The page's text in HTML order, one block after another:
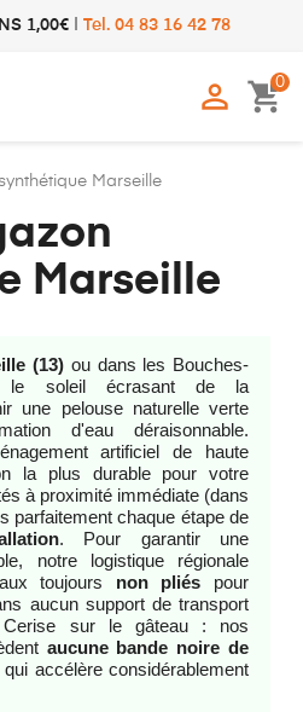
1,00€| Tel. 04 83 16 42 78
 shopping_cart
0
Marseille
Marseille
(13) ou dans les Bouches-
le soleil écrasant de la
une pelouse naturelle verte
d'eau déraisonnable.
artificiel de haute
la plus durable pour votre
à proximité immédiate (dans
parfaitement chaque étape de
. Pour garantir une
notre logistique régionale
toujours non pliés pour
aucun support de transport
sur le gâteau : nos
aucune bande noire de
accélère considérablement